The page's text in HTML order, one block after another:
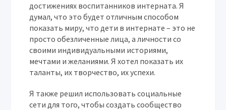
достижениях воспитанников интерната. Я
думал, что это будет отличным способом
показать миру, что дети в интернате – это не
просто обезличенные лица, а личности со
своими индивидуальными историями,
мечтами и желаниями. Я хотел показать их
таланты, их творчество, их успехи.
Я также решил использовать социальные
сети для того, чтобы создать сообщество